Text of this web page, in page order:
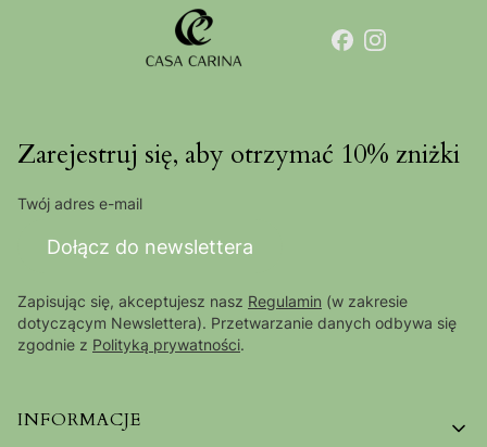
Zarejestruj się, aby otrzymać 10% zniżki
Twój adres e-mail
Dołącz do newslettera
Zapisując się, akceptujesz nasz Regulamin (w zakresie
dotyczącym Newslettera). Przetwarzanie danych odbywa się
zgodnie z Polityką prywatności.
Linki w stopce
INFORMACJE